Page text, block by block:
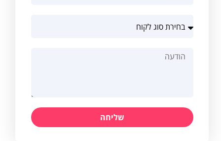
שליחה